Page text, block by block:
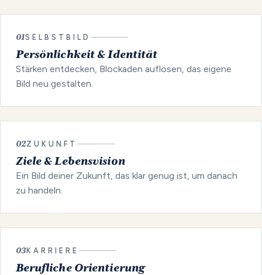
01SELBSTBILD
Persönlichkeit & Identität
Stärken entdecken, Blockaden auflösen, das eigene
Bild neu gestalten.
02ZUKUNFT
Ziele & Lebensvision
Ein Bild deiner Zukunft, das klar genug ist, um danach
zu handeln.
03KARRIERE
Berufliche Orientierung